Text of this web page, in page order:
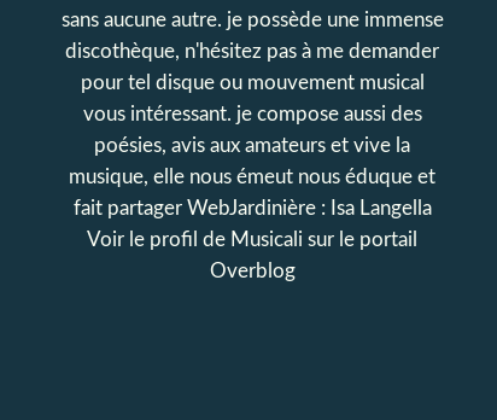
sans aucune autre. je possède une immense
discothèque, n'hésitez pas à me demander
pour tel disque ou mouvement musical
vous intéressant. je compose aussi des
poésies, avis aux amateurs et vive la
musique, elle nous émeut nous éduque et
fait partager WebJardinière : Isa Langella
Voir le profil de Musicali sur le portail
Overblog